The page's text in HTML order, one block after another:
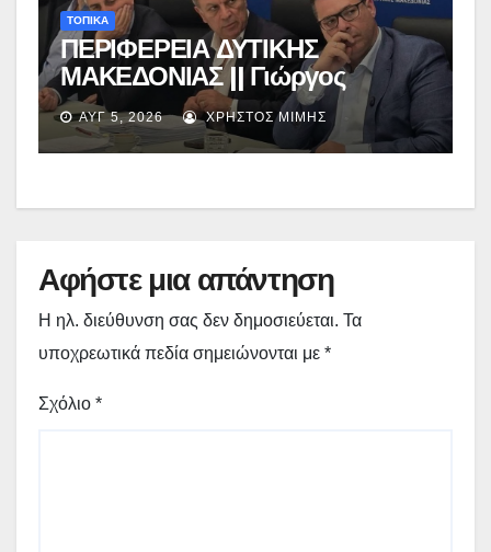
ΤΟΠΙΚΑ
ΠΕΡΙΦΕΡΕΙΑ ΔΥΤΙΚΗΣ
ΜΑΚΕΔΟΝΙΑΣ || Γιώργος
Αμανατίδης για Φράγμα
Νεστορίου: «Η δέσμευσή μας
γίνεται πράξη με εξασφαλισμένη
ΑΥΓ 5, 2026 ΧΡΉΣΤΟΣ ΜΊΜΗΣ
Αφήστε μια απάντηση
Η ηλ. διεύθυνση σας δεν δημοσιεύεται. Τα
υποχρεωτικά πεδία σημειώνονται με *
Σχόλιο *